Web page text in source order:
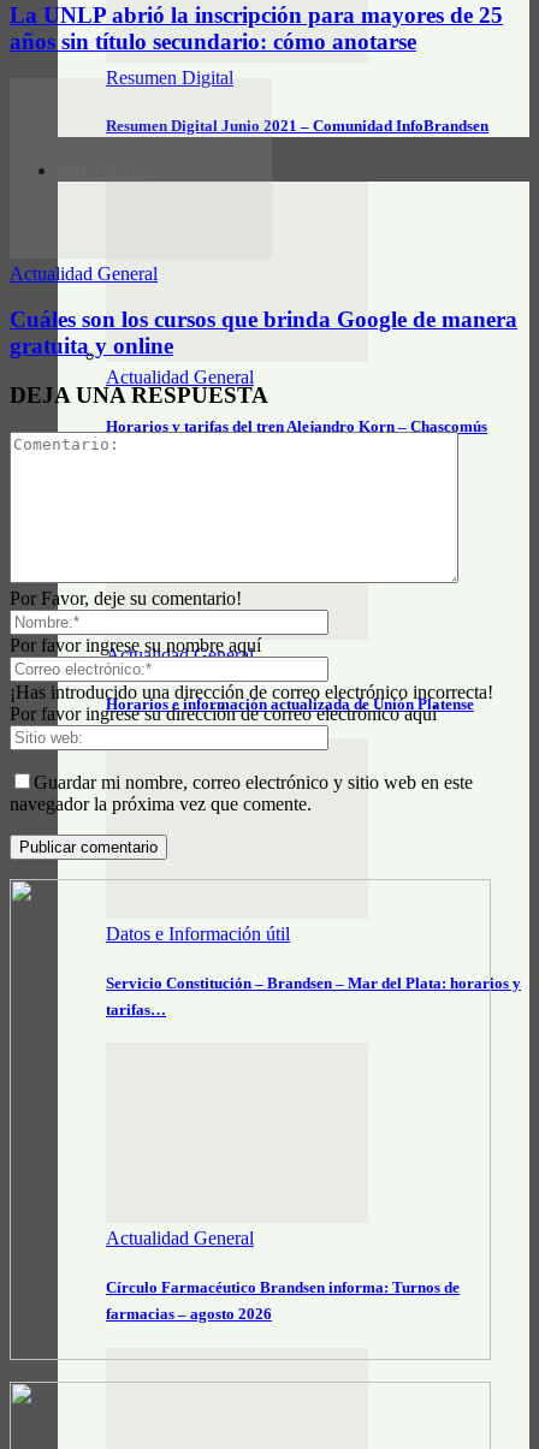
Resumen Digital
Resumen Digital Junio 2021 – Comunidad InfoBrandsen
Actualidad General
Horarios y tarifas del tren Alejandro Korn – Chascomús
Actualidad General
Horarios e información actualizada de Unión Platense
Datos e Información útil
Servicio Constitución – Brandsen – Mar del Plata: horarios y
tarifas…
Actualidad General
Círculo Farmacéutico Brandsen informa: Turnos de
farmacias – agosto 2026
La UNLP abrió la inscripción para mayores de 25
años sin título secundario: cómo anotarse
Actualidad General
Cuáles son los cursos que brinda Google de manera
gratuita y online
DEJA UNA RESPUESTA
Por Favor, deje su comentario!
Por favor ingrese su nombre aquí
¡Has introducido una dirección de correo electrónico incorrecta!
Por favor ingrese su dirección de correo electrónico aquí
Guardar mi nombre, correo electrónico y sitio web en este
navegador la próxima vez que comente.